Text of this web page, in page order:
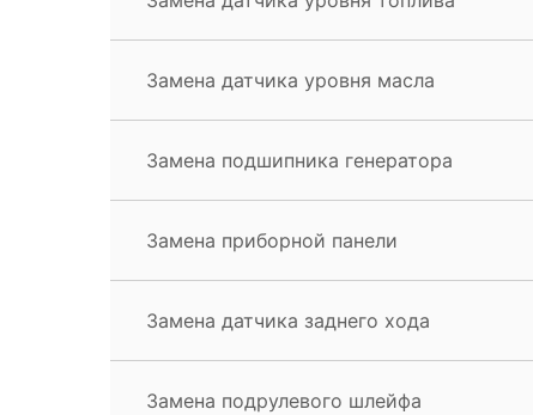
Замена датчика уровня масла
Замена подшипника генератора
Замена приборной панели
Замена датчика заднего хода
Замена подрулевого шлейфа